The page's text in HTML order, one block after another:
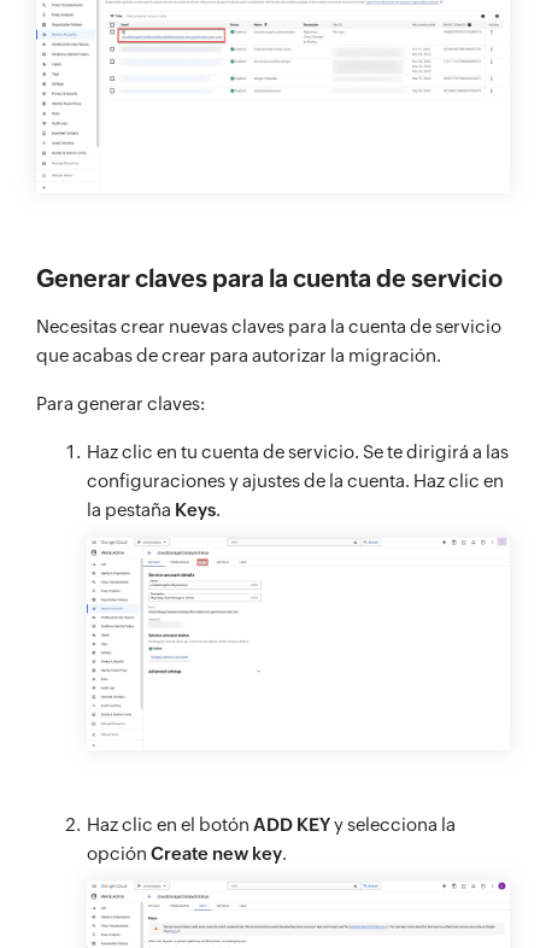
Generar claves para la cuenta de servicio
Necesitas crear nuevas claves para la cuenta de servicio
que acabas de crear para autorizar la migración.
Para generar claves:
Haz clic en tu cuenta de servicio. Se te dirigirá a las
configuraciones y ajustes de la cuenta. Haz clic en
la pestaña Keys.
Haz clic en el botón ADD KEYy selecciona la
opción Create new key.